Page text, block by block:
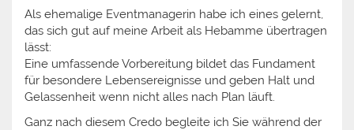
Als ehemalige Eventmanagerin habe ich eines gelernt,
das sich gut auf meine Arbeit als Hebamme übertragen
lässt:
Eine umfassende Vorbereitung bildet das Fundament
für besondere Lebensereignisse und geben Halt und
Gelassenheit wenn nicht alles nach Plan läuft.
Ganz nach diesem Credo begleite ich Sie während der